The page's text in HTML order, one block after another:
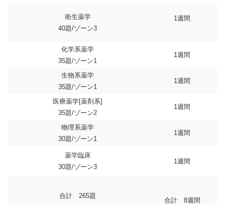
衛生薬学
40題/ゾーン3
1週間
化学系薬学
35題/ゾーン1
1週間
生物系薬学
35題/ゾーン1
1週間
医療薬学[薬剤系]
35題/ゾーン2
1週間
物理系薬学
30題/ゾーン1
1週間
薬学臨床
30題/ゾーン3
1週間
合計 265題
合計 8週間